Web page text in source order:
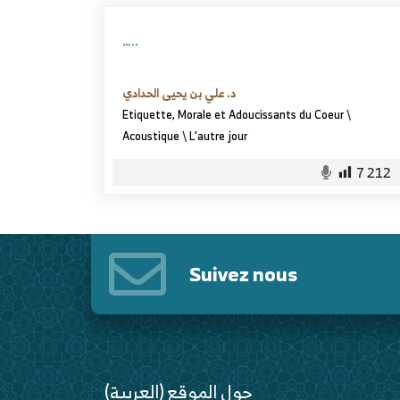
…..
د. علي بن يحيى الحدادي
Etiquette, Morale et Adoucissants du Coeur\
Acoustique\L'autre jour
7 212
Suivez nous
(العربية) حول الموقع